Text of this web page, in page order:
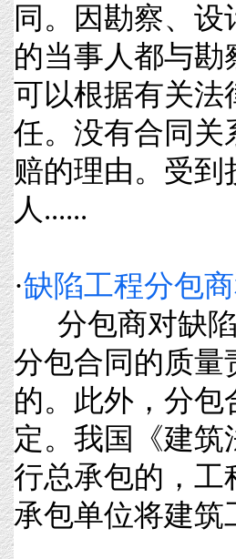
同。因勘察、
的当事人都与
可以根据有关法
任。没有合同关
赔的理由。受
人......
·缺陷工程分包
分包商对缺陷
分包合同的质量
的。此外，分
定。我国《建筑
行总承包的，工
承包单位将建筑